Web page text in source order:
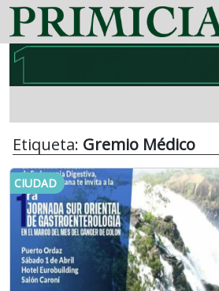
Etiqueta: Gremio Médico
CIUDAD